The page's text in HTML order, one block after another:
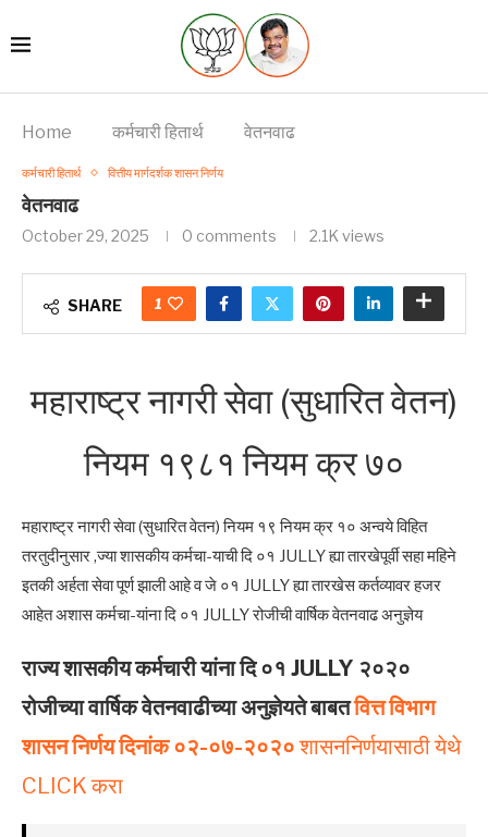
Home कर्मचारी हितार्थ वेतनवाढ
कर्मचारी हितार्थ वित्तीय मार्गदर्शक शासन निर्णय
वेतनवाढ
October 29, 2025 0 comments 2.1K views
SHARE 1
महाराष्ट्र नागरी सेवा (सुधारित वेतन)
नियम १९८१ नियम क्र ७०
महाराष्ट्र नागरी सेवा (सुधारित वेतन) नियम १९ नियम क्र १० अन्वये विहित
तरतुदीनुसार ,ज्या शासकीय कर्मचा-याची दि ०१ JULLY ह्या तारखेपूर्वी सहा महिने
इतकी अर्हता सेवा पूर्ण झाली आहे व जे ०१ JULLY ह्या तारखेस कर्तव्यावर हजर
आहेत अशास कर्मचा-यांना दि ०१ JULLY रोजीची वार्षिक वेतनवाढ अनुज्ञेय
राज्य शासकीय कर्मचारी यांना दि ०१ JULLY २०२०
रोजीच्या वार्षिक वेतनवाढीच्या अनुज्ञेयते बाबतवित्त विभाग
शासन निर्णय दिनांक ०२-०७-२०२०शासननिर्णयासाठी येथे
CLICK करा